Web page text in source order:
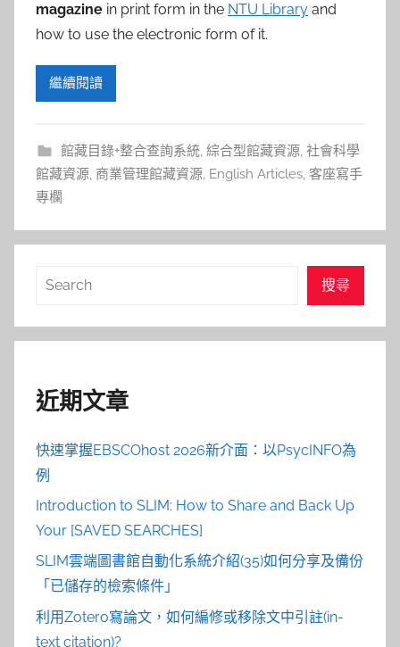
magazine in print form in the NTU Library and
how to use the electronic form of it.
繼續閱讀
館藏目錄+整合查詢系統, 綜合型館藏資源, 社會科學
館藏資源, 商業管理館藏資源, English Articles, 客座寫手
專欄
搜
搜尋
近期文章
快速掌握EBSCOhost 2026新介面：以PsycINFO為
例
Introduction to SLIM: How to Share and Back Up
Your [SAVED SEARCHES]
SLIM雲端圖書館自動化系統介紹(35)如何分享及備份
「已儲存的檢索條件」
利用Zotero寫論文，如何編修或移除文中引註(in-
text citation)?